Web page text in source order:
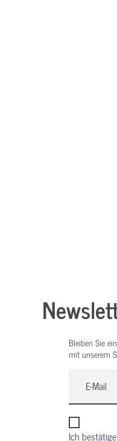
Bleiben Sie
mit unserem
Ich